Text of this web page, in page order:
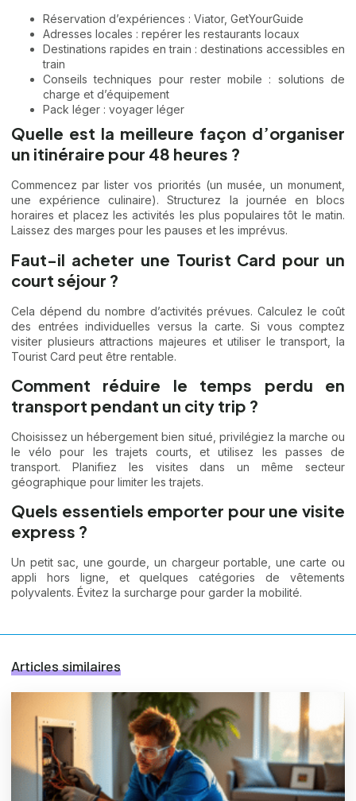
Réservation d’expériences : Viator, GetYourGuide
Adresses locales : repérer les restaurants locaux
Destinations rapides en train : destinations accessibles en
train
Conseils techniques pour rester mobile : solutions de
charge et d’équipement
Pack léger : voyager léger
Quelle est la meilleure façon d’organiser
un itinéraire pour 48 heures ?
Commencez par lister vos priorités (un musée, un monument,
une expérience culinaire). Structurez la journée en blocs
horaires et placez les activités les plus populaires tôt le matin.
Laissez des marges pour les pauses et les imprévus.
Faut-il acheter une Tourist Card pour un
court séjour ?
Cela dépend du nombre d’activités prévues. Calculez le coût
des entrées individuelles versus la carte. Si vous comptez
visiter plusieurs attractions majeures et utiliser le transport, la
Tourist Card peut être rentable.
Comment réduire le temps perdu en
transport pendant un city trip ?
Choisissez un hébergement bien situé, privilégiez la marche ou
le vélo pour les trajets courts, et utilisez les passes de
transport. Planifiez les visites dans un même secteur
géographique pour limiter les trajets.
Quels essentiels emporter pour une visite
express ?
Un petit sac, une gourde, un chargeur portable, une carte ou
appli hors ligne, et quelques catégories de vêtements
polyvalents. Évitez la surcharge pour garder la mobilité.
Articles similaires